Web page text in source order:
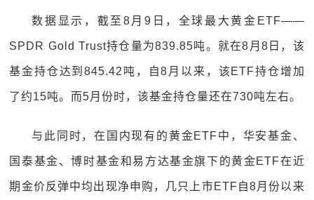
数据显示，截至8月9日，全球最大黄金ETF——
SPDR Gold Trust持仓量为839.85吨。就在8月8日，该
基金持仓达到845.42吨，自8月以来，该ETF持仓增加
了约15吨。而5月份时，该基金持仓量还在730吨左右。
与此同时，在国内现有的黄金ETF中，华安基金、
国泰基金、博时基金和易方达基金旗下的黄金ETF在近
期金价反弹中均出现净申购，几只上市ETF自8月份以来